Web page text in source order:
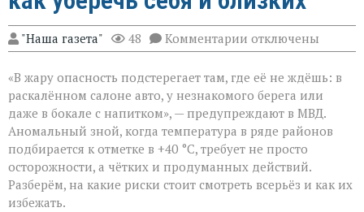
"Наша газета" 48 Комментарии к
записи
не
прощает
легкомыслия»:
МВД — о
том,
как
уберечь
себя
и
отключены
«В жару опасность подстерегает там, где её не ждёшь: в
раскалённом салоне авто, у незнакомого берега или
даже в бокале с напитком», — предупреждают в МВД.
Аномальный зной, когда температура в ряде районов
подбирается к отметке в +40 °C, требует не просто
осторожности, а чётких и продуманных действий.
Разберём, на какие риски стоит смотреть всерьёз и как их
избежать.